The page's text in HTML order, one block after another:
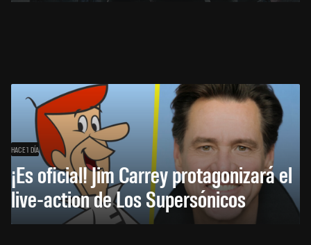
HACE 1 DÍA
¡Es oficial! Jim Carrey protagonizará el
live-action de Los Supersónicos